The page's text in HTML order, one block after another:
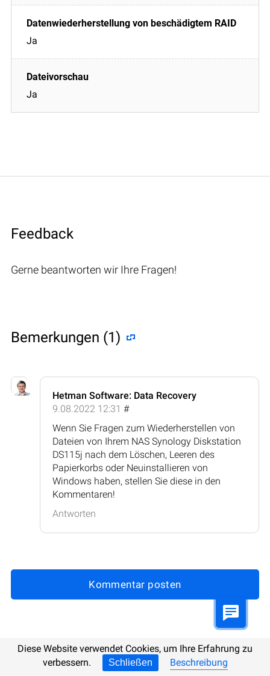
Ja
Ja
Feedback
Gerne beantworten wir Ihre Fragen!
Bemerkungen (1)
Hetman Software: Data Recovery
9.08.2022 12:31 #
Wenn Sie Fragen zum Wiederherstellen von
Dateien von Ihrem NAS Synology Diskstation
DS115j nach dem Löschen, Leeren des
Papierkorbs oder Neuinstallieren von
Windows haben, stellen Sie diese in den
Kommentaren!
Antworten
Kommentar posten
Aktualisiert: 21.10.2025 9:07
Diese Website verwendet Cookies, um Ihre Erfahrung zu
verbessern.
Schließen Beschreibung